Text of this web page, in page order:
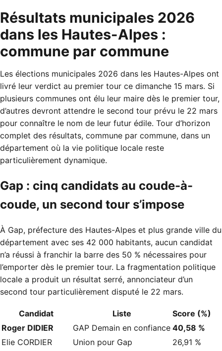
Résultats municipales 2026
dans les Hautes-Alpes :
commune par commune
Les élections municipales 2026 dans les Hautes-Alpes ont
livré leur verdict au premier tour ce dimanche 15 mars. Si
plusieurs communes ont élu leur maire dès le premier tour,
d’autres devront attendre le second tour prévu le 22 mars
pour connaître le nom de leur futur édile. Tour d’horizon
complet des résultats, commune par commune, dans un
département où la vie politique locale reste
particulièrement dynamique.
Gap : cinq candidats au coude-à-
coude, un second tour s’impose
À Gap, préfecture des Hautes-Alpes et plus grande ville du
département avec ses 42 000 habitants, aucun candidat
n’a réussi à franchir la barre des 50 % nécessaires pour
l’emporter dès le premier tour. La fragmentation politique
locale a produit un résultat serré, annonciateur d’un
second tour particulièrement disputé le 22 mars.
Candidat Liste
Score (%)
Roger DIDIER
GAP Demain en confiance 40,58 %
Elie CORDIER
Union pour Gap
26,91 %